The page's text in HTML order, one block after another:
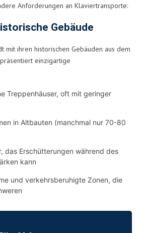
Anforderungen an Klaviertransporte:
Gebäude
mit ihren historischen Gebäuden aus dem
einzigartige
Treppenhäuser, oft mit geringer
in Altbauten (manchmal nur 70-80
das Erschütterungen während des
kann
und verkehrsberuhigte Zonen, die